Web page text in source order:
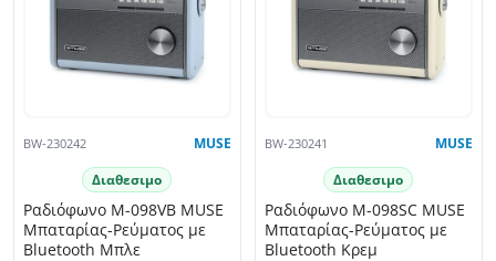
BW-230242 MUSE
Διαθεσιμο
Ραδιόφωνο M-098VB MUSE
Μπαταρίας-Ρεύματος με
Bluetooth Μπλε
BW-230241 MUSE
Διαθεσιμο
Ραδιόφωνο M-098SC MUSE
Μπαταρίας-Ρεύματος με
Bluetooth Κρεμ